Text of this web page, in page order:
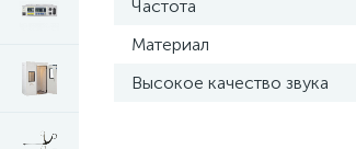
Частота
Материал
Высокое качество звука